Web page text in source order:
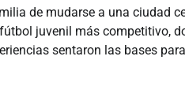
de mudarse a una ciudad
juvenil más competitivo,
sentaron las bases